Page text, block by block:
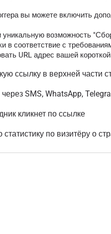
вы можете включить
возможность
в соответствие с
URL адрес вашей
ссылку в верхней части
SMS, WhatsApp,
кликнет по ссылке
по визитёру о